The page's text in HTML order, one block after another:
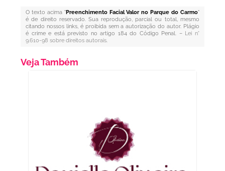
O texto acima "Preenchimento Facial Valor no Parque do Carmo"
é de direito reservado. Sua reprodução, parcial ou total, mesmo
citando nossos links, é proibida sem a autorização do autor. Plágio
é crime e está previsto no artigo 184 do Código Penal. – Lei n°
9.610-98 sobre direitos autorais.
Veja Também